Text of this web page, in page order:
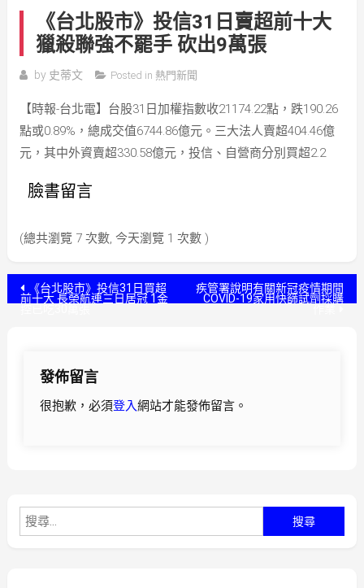
《台北股市》投信31日賣超前十大
獵殺聯強不罷手 砍出9萬張
by 史蒂文 Posted in 熱門新聞
【時報-台北電】台股31日加權指數收21174.22點，跌190.26
點或0.89%，總成交值6744.86億元。三大法人賣超404.46億
元，其中外資賣超330.58億元，投信、自營商分別買超2.2
臉書留言
(總共瀏覽 7 次數, 今天瀏覽 1 次數 )
文 《台北股市》投信31日買超
前十大 長榮航連三日居冠 1金
疾管署說明有關新冠疫情期間
COVID-19家用快篩試劑採購
發佈留言
很抱歉，必須登入網站才能發佈留言。
尋